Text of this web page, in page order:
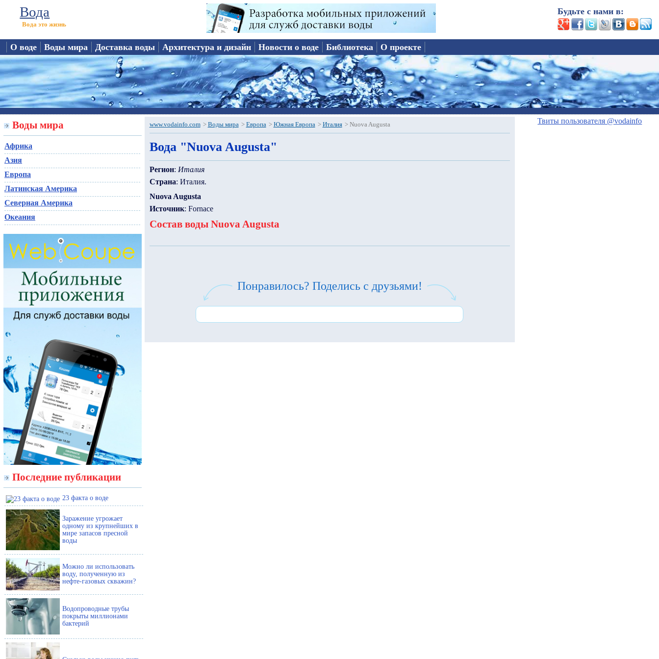
Вода
Вода это жизнь
Будьте с нами в:
О воде Воды мира Доставка воды Архитектура и дизайн Новости о воде Библиотека О проекте
Воды мира
Африка
Азия
Европа
Латинская Америка
Северная Америка
Океания
Последние публикации
23 факта о воде
Заражение угрожает
одному из крупнейших в
мире запасов пресной
воды
Можно ли использовать
воду, полученную из
нефте-газовых скважин?
Водопроводные трубы
покрыты миллионами
бактерий
www.vodainfo.com > Воды мира > Европа > Южная Европа > Италия > Nuova Augusta
Вода "Nuova Augusta"
Регион: Италия
Страна: Италия.
Nuova Augusta
Источник: Fornace
Состав воды Nuova Augusta
Понравилось? Поделись с друзьями!
Твиты пользователя @vodainfo